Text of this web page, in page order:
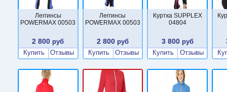
Леггинсы
POWERMAX 00503
2 800 руб
Купить
Отзывы
Леггинсы
POWERMAX 00503
2 800 руб
Купить
Отзывы
Куртка SUPPLEX
04804
3 800руб
Купить
Отзывы